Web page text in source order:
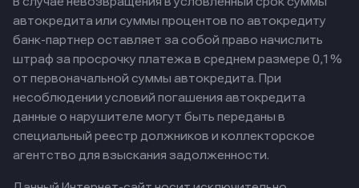
автокредита или суммы процентов по автокредиту
банк-партнер оставляет за собой право начислить
штраф за просрочку платежа в среднем размере 0,1%
от первоначальной суммы автокредита. При
несоблюдении условий погашения автокредита
данные о нарушителе могут быть переданы в
специальный реестр должников и коллекторское
агентство для взыскания задолженности.